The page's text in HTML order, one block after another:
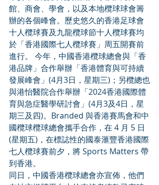
館、商會、學會，以及本地欖球球會籌
辦的各個峰會。歷史悠久的香港足球會
十人欖球賽及九龍欖球節十人欖球賽均
於「香港國際七人欖球賽」周五開賽前
進行。 今年，中國香港欖球總會與「香
港品牌」合作舉辦「香港體育與可持續
發展峰會」(4月3日，星期三)；另欖總也
與港怡醫院合作舉辦「2024香港國際體
育與急症醫學研討會」(4月3及4日，星
期三及四)。Branded 與香港賽馬會和中
國欖球欖球總會攜手合作，在 4 月 5 日
(星期五)，在標誌性的國泰滙豐香港國際
七人欖球賽前夕，將 Sports Matters 帶
到香港。
同日，中國香港欖球總會亦宣佈，他們